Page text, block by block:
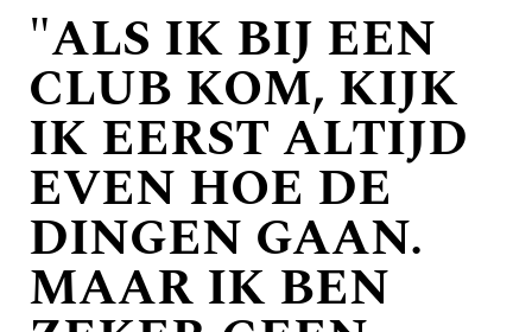
"ALS IK BIJ EEN
CLUB KOM, KIJK
IK EERST ALTIJD
EVEN HOE DE
DINGEN GAAN.
MAAR IK BEN